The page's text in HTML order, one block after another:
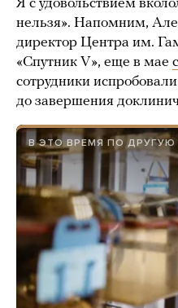
Я с удовольствием
нельзя». Напомним,
директор Центра им.
«Спутник V», еще в мае
сотрудники
до завершения
В ЭТО ВРЕМЯ ПО